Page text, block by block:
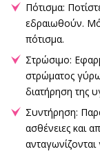
Πότισμα:
εδραιωθούν.
πότισμα.
Στρώσιμο:
στρώματος
διατήρηση της
Συντήρηση:
ασθένειες και
ανταγωνίζονται